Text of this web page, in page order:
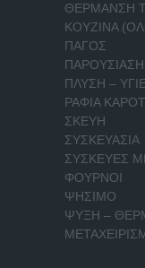
ΘΕΡΜΑΝΣΗ
ΚΟΥΖΙΝΑ
ΠΑΓΟΣ
ΠΑΡΟΥΣΙΑΣΗ
ΠΛΥΣΗ –
ΡΑΦΙΑ
ΣΚΕΥΗ
ΣΥΣΚΕΥΑΣΙΑ
ΣΥΣΚΕΥΕΣ
ΦΟΥΡΝΟΙ
ΨΗΣΙΜΟ
ΨΥΞΗ –